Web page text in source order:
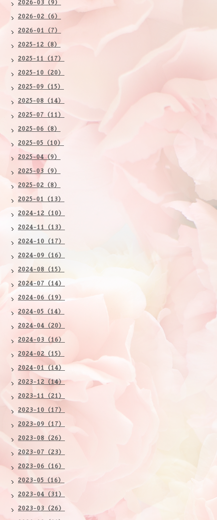
2026-03（9）
2026-02（6）
2026-01（7）
2025-12（8）
2025-11（17）
2025-10（20）
2025-09（15）
2025-08（14）
2025-07（11）
2025-06（8）
2025-05（10）
2025-04（9）
2025-03（9）
2025-02（8）
2025-01（13）
2024-12（10）
2024-11（13）
2024-10（17）
2024-09（16）
2024-08（15）
2024-07（14）
2024-06（19）
2024-05（14）
2024-04（20）
2024-03（16）
2024-02（15）
2024-01（14）
2023-12（14）
2023-11（21）
2023-10（17）
2023-09（17）
2023-08（26）
2023-07（23）
2023-06（16）
2023-05（16）
2023-04（31）
2023-03（26）